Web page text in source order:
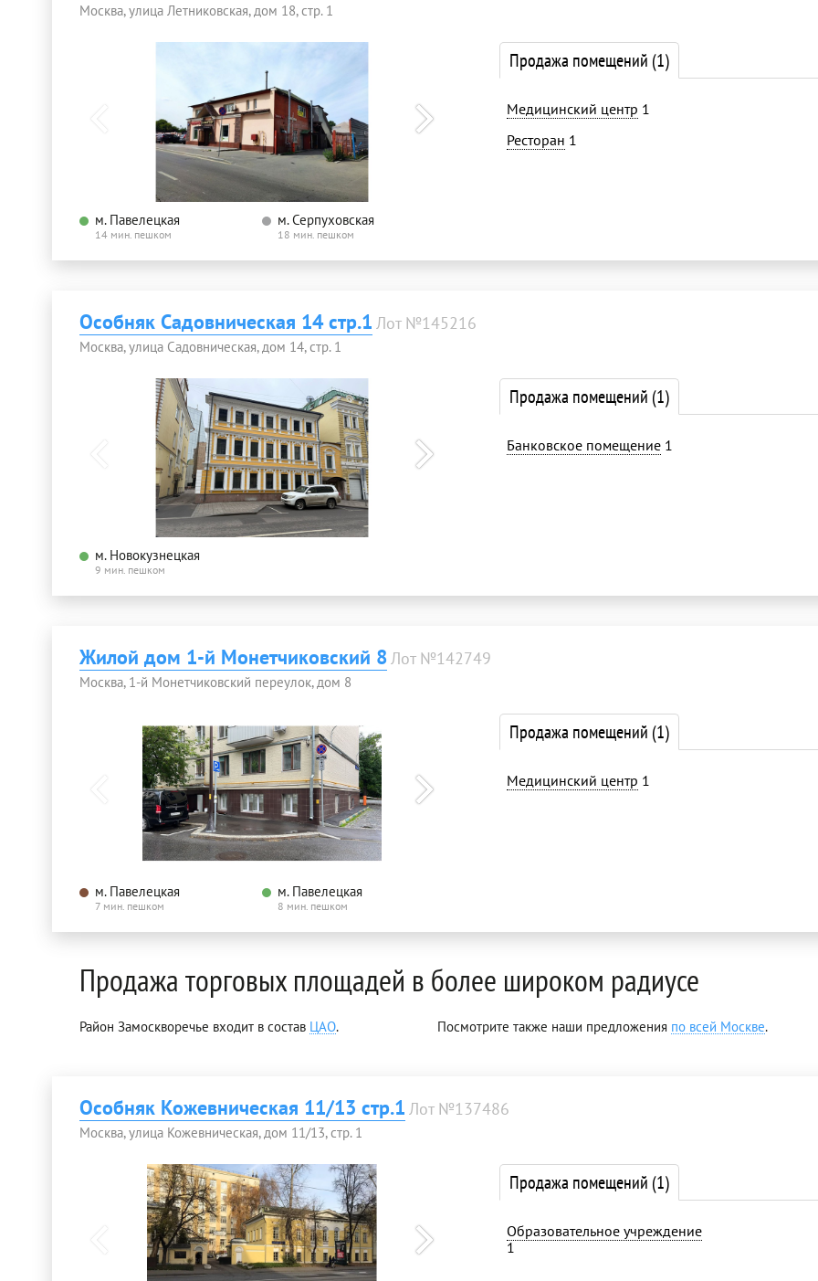
Москва, улица Летниковская, дом 18, стр. 1
м. Павелецкая
14 мин. пешком
м. Серпуховская
18 мин. пешком
Продажа помещений (1)
Медицинский центр 1
Ресторан 1
Особняк Садовническая 14 стр.1 Лот №145216
Москва, улица Садовническая, дом 14, стр. 1
м. Новокузнецкая
9 мин. пешком
Продажа помещений (1)
Банковское помещение 1
Жилой дом 1-й Монетчиковский 8Лот №142749
Москва, 1-й Монетчиковский переулок, дом 8
м. Павелецкая
7 мин. пешком
м. Павелецкая
8 мин. пешком
Продажа помещений (1)
Медицинский центр 1
Продажа торговых площадей в более широком радиусе
Район Замоскворечье входит в состав ЦАО. Посмотрите также наши предложения по всей Москве.
Особняк Кожевническая 11/13 стр.1 Лот №137486
Москва, улица Кожевническая, дом 11/13, стр. 1
Продажа помещений (1)
Образовательное учреждение
1